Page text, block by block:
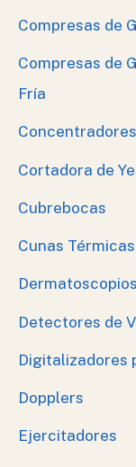
Compresas de
Compresas de
Fría
Cortadora de
Cubrebocas
Cunas Térmicas
Dermatoscopios
Detectores de
Digitalizadores
Dopplers
Ejercitadores